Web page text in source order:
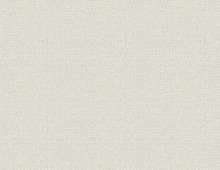
術者
技術部門の整備
と成果
移
減